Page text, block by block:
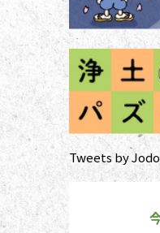
Tweets by